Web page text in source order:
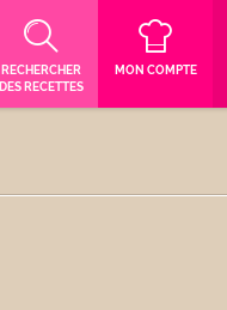
RECHERCHER
DES RECETTES
MON COMPTE